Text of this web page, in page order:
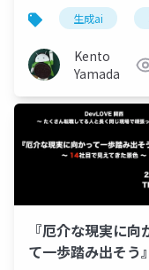
生成ai
Kento
Yamada
『厄介な現実に向
て一歩踏み出そう